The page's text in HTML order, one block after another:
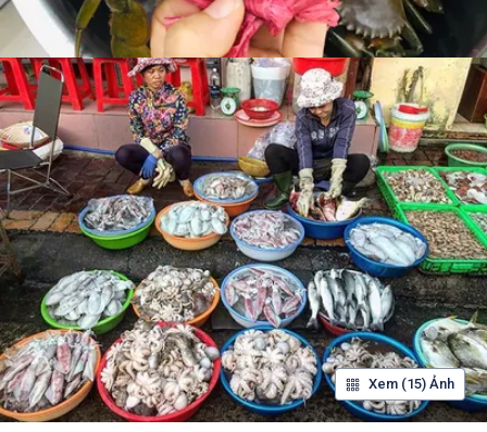
Xem (15) Ảnh